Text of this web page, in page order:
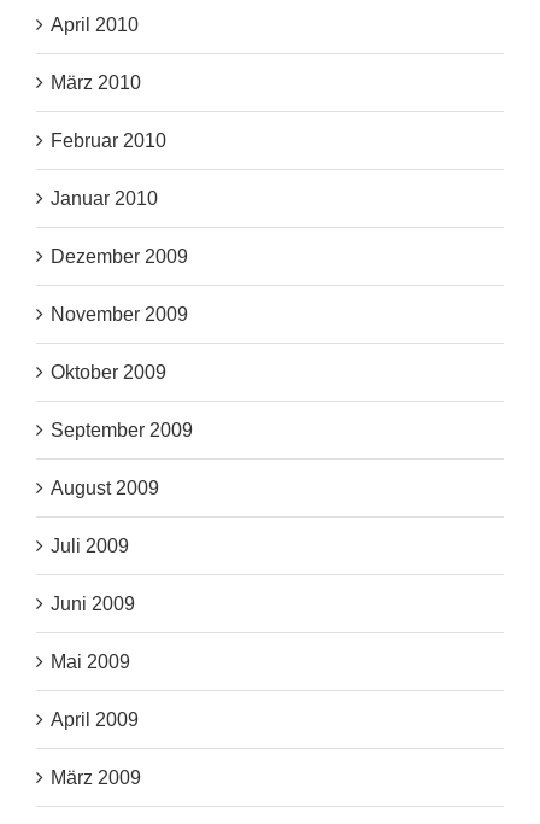
April 2010
März 2010
Februar 2010
Januar 2010
Dezember 2009
November 2009
Oktober 2009
September 2009
August 2009
Juli 2009
Juni 2009
Mai 2009
April 2009
März 2009